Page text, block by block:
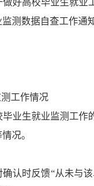
好高校毕业生就
测数据自查工作通
工作情况
业生就业监测工作
况。
确认时反馈“从未与